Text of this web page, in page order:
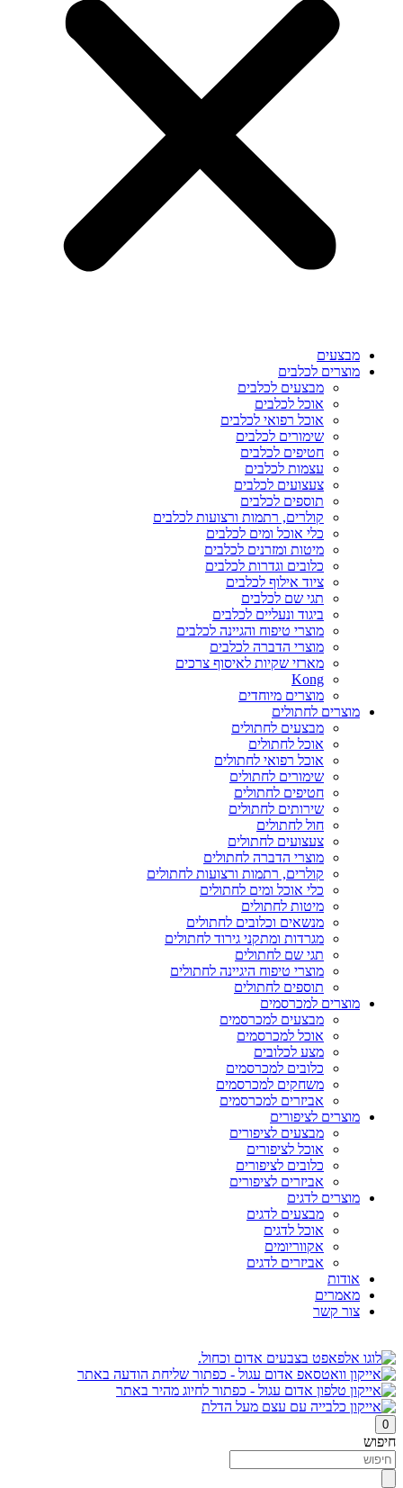
מבצעים
מוצרים לכלבים
מבצעים לכלבים
אוכל לכלבים
אוכל רפואי לכלבים
שימורים לכלבים
חטיפים לכלבים
עצמות לכלבים
צעצועים לכלבים
תוספים לכלבים
קולרים, רתמות ורצועות לכלבים
כלי אוכל ומים לכלבים
מיטות ומזרנים לכלבים
כלובים וגדרות לכלבים
ציוד אילוף לכלבים
תגי שם לכלבים
ביגוד ונעליים לכלבים
מוצרי טיפוח והגיינה לכלבים
מוצרי הדברה לכלבים
מארזי שקיות לאיסוף צרכים
Kong
מוצרים מיוחדים
מוצרים לחתולים
מבצעים לחתולים
אוכל לחתולים
אוכל רפואי לחתולים
שימורים לחתולים
חטיפים לחתולים
שירותים לחתולים
חול לחתולים
צעצועים לחתולים
מוצרי הדברה לחתולים
קולרים, רתמות ורצועות לחתולים
כלי אוכל ומים לחתולים
מיטות לחתולים
מנשאים וכלובים לחתולים
מגרדות ומתקני גירוד לחתולים
תגי שם לחתולים
מוצרי טיפוח היגיינה לחתולים
תוספים לחתולים
מוצרים למכרסמים
מבצעים למכרסמים
אוכל למכרסמים
מצע לכלובים
כלובים למכרסמים
משחקים למכרסמים
אביזרים למכרסמים
מוצרים לציפורים
מבצעים לציפורים
אוכל לציפורים
כלובים לציפורים
אביזרים לציפורים
מוצרים לדגים
מבצעים לדגים
אוכל לדגים
אקווריומים
אביזרים לדגים
אודות
מאמרים
צור קשר
0
חיפוש